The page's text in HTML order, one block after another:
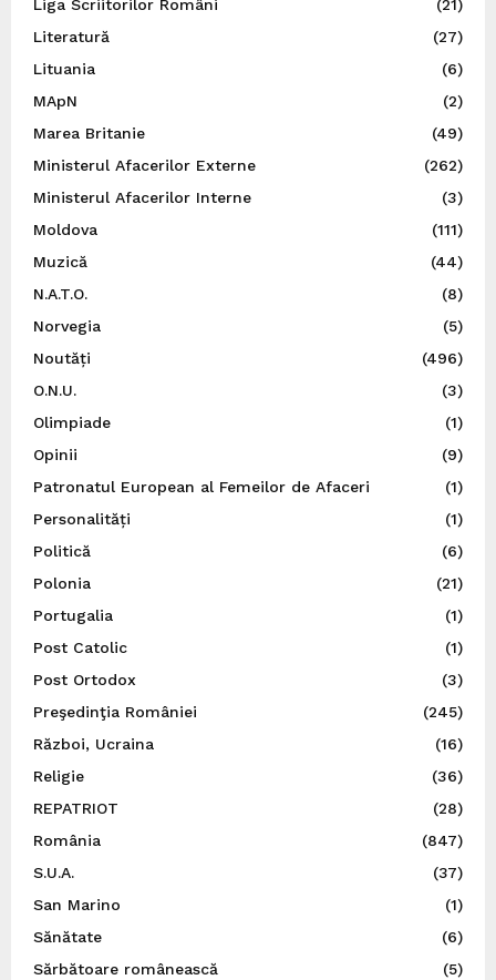
Liga Scriitorilor Români
(21)
Literatură
(27)
Lituania
(6)
MApN
(2)
Marea Britanie
(49)
Ministerul Afacerilor Externe
(262)
Ministerul Afacerilor Interne
(3)
Moldova
(111)
Muzică
(44)
N.A.T.O.
(8)
Norvegia
(5)
Noutăți
(496)
O.N.U.
(3)
Olimpiade
(1)
Opinii
(9)
Patronatul European al Femeilor de Afaceri
(1)
Personalități
(1)
Politică
(6)
Polonia
(21)
Portugalia
(1)
Post Catolic
(1)
Post Ortodox
(3)
Preşedinţia României
(245)
Război, Ucraina
(16)
Religie
(36)
REPATRIOT
(28)
România
(847)
S.U.A.
(37)
San Marino
(1)
Sănătate
(6)
Sărbătoare românească
(5)